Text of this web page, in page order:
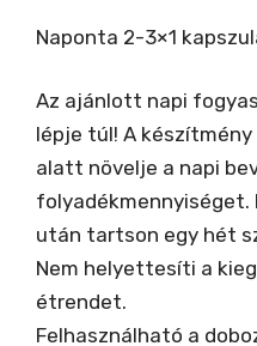
Naponta 2-3×1
Az ajánlott napi
lépje túl! A
alatt növelje a napi
folyadékmennyiséget.
után tartson egy hét
Nem helyettesíti a
étrendet.
Felhasználható a